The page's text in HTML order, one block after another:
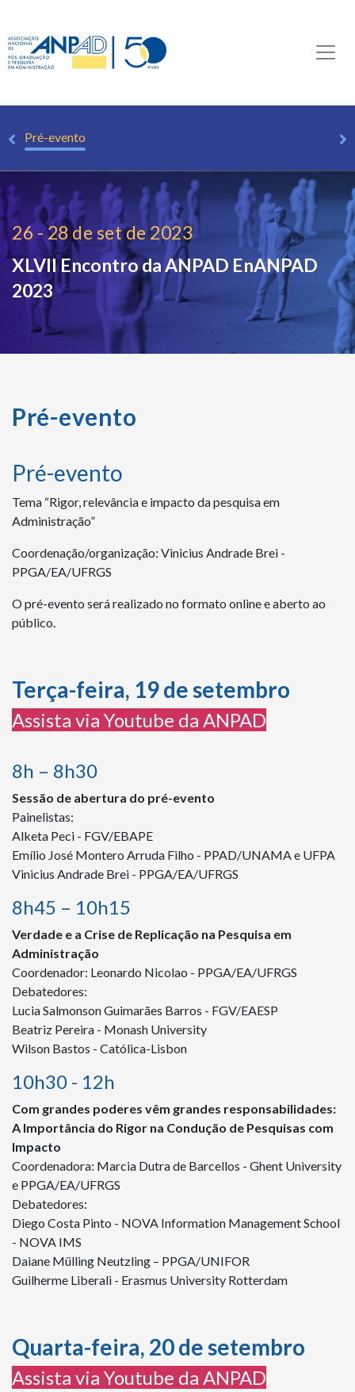
Pré-evento
26 - 28 de set de 2023
XLVII Encontro da ANPAD EnANPAD
2023
Pré-evento
Pré-evento
Tema “Rigor, relevância e impacto da pesquisa em
Administração”
Coordenação/organização: Vinicius Andrade Brei -
PPGA/EA/UFRGS
O pré-evento será realizado no formato online e aberto ao
público.
Terça-feira, 19 de setembro
Assista via Youtube da ANPAD
8h – 8h30
Sessão de abertura do pré-evento
Painelistas:
Alketa Peci - FGV/EBAPE
Emílio José Montero Arruda Filho - PPAD/UNAMA e UFPA
Vinicius Andrade Brei - PPGA/EA/UFRGS
8h45 – 10h15
Verdade e a Crise de Replicação na Pesquisa em
Administração
Coordenador: Leonardo Nicolao - PPGA/EA/UFRGS
Debatedores:
Lucia Salmonson Guimarães Barros - FGV/EAESP
Beatriz Pereira - Monash University
Wilson Bastos - Católica-Lisbon
10h30 - 12h
Com grandes poderes vêm grandes responsabilidades:
A Importância do Rigor na Condução de Pesquisas com
Impacto
Coordenadora: Marcia Dutra de Barcellos - Ghent University
e PPGA/EA/UFRGS
Debatedores:
Diego Costa Pinto - NOVA Information Management School
- NOVA IMS
Daiane Mülling Neutzling – PPGA/UNIFOR
Guilherme Liberali - Erasmus University Rotterdam
Quarta-feira, 20 de setembro
Assista via Youtube da ANPAD